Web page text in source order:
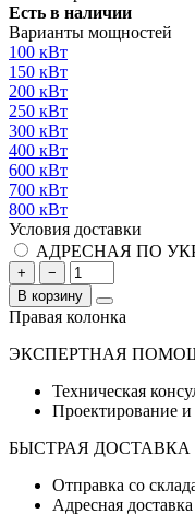
Есть в наличии
Варианты мощностей
100 кВт
150 кВт
200 кВт
250 кВт
300 кВт
400 кВт
600 кВт
700 кВт
800 кВт
Условия доставки
АДРЕСНАЯ ПО
+
−
В корзину
Правая колонка
ЭКСПЕРТНАЯ
Техническая
Проектирование
БЫСТРАЯ ДОСТАВКА
Отправка со
Адресная